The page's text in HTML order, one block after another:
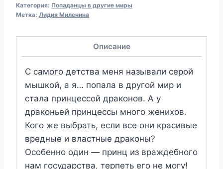
Категория: Попаданцы в другие миры
Метка: Лидия Миленина
Описание
С самого детства меня называли серой
мышкой, а я… попала в другой мир и
стала принцессой драконов. А у
драконьей принцессы много женихов.
Кого же выбрать, если все они красивые
вредные и властные драконы?
Особенно один — принц из враждебного
нам государства, терпеть его не могу!